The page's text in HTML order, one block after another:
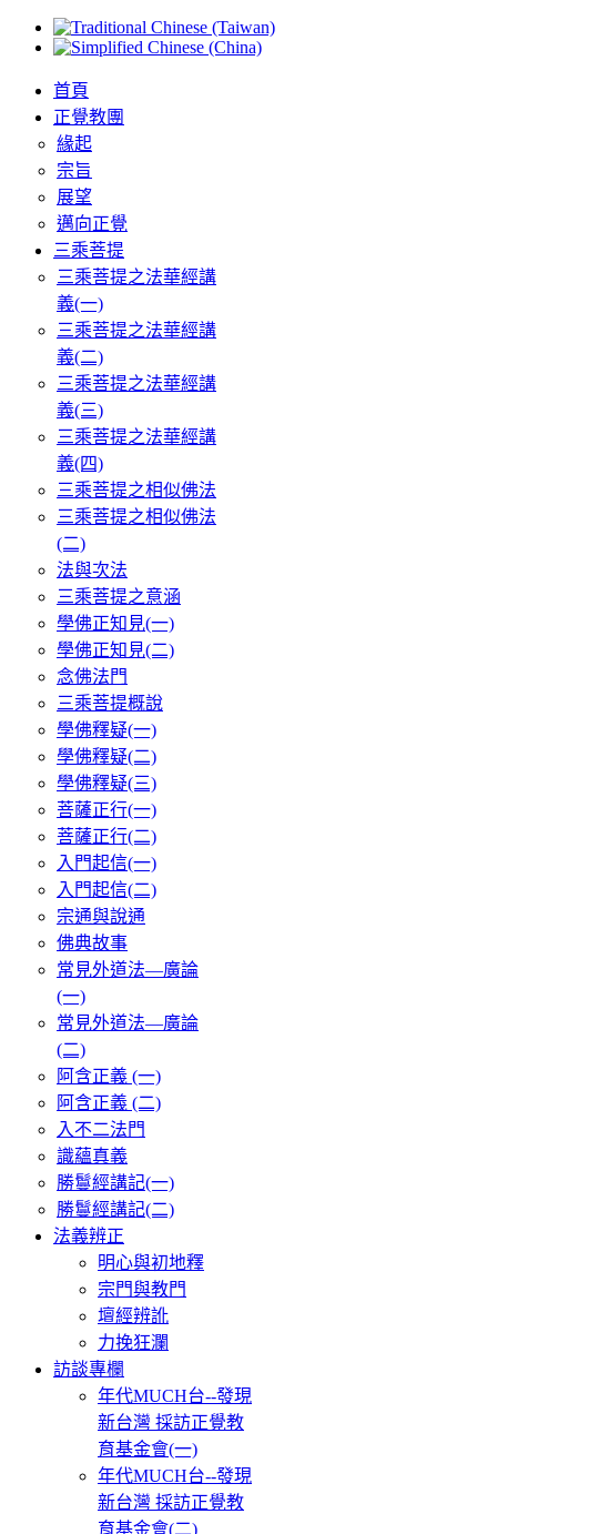
首頁
正覺教團
緣起
宗旨
展望
邁向正覺
三乘菩提
三乘菩提之法華經講
義(一)
三乘菩提之法華經講
義(二)
三乘菩提之法華經講
義(三)
三乘菩提之法華經講
義(四)
三乘菩提之相似佛法
三乘菩提之相似佛法
(二)
法與次法
三乘菩提之意涵
學佛正知見(一)
學佛正知見(二)
念佛法門
三乘菩提概說
學佛釋疑(一)
學佛釋疑(二)
學佛釋疑(三)
菩薩正行(一)
菩薩正行(二)
入門起信(一)
入門起信(二)
宗通與說通
佛典故事
常見外道法—廣論
(一)
常見外道法—廣論
(二)
阿含正義 (一)
阿含正義 (二)
入不二法門
識蘊真義
勝鬘經講記(一)
勝鬘經講記(二)
法義辨正
明心與初地釋
宗門與教門
壇經辨訛
力挽狂瀾
訪談專欄
年代MUCH台--發現
新台灣 採訪正覺教
育基金會(一)
年代MUCH台--發現
新台灣 採訪正覺教
育基金會(二)